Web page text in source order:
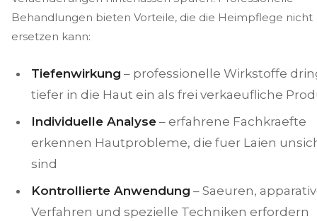
Behandlungen bieten Vorteile, die die Heimpflege nicht
ersetzen kann:
Tiefenwirkung – professionelle Wirkstoffe
tiefer in die Haut ein als frei verkaeufliche
Individuelle Analyse – erfahrene Fachkraefte
erkennen Hautprobleme, die fuer Laien
sind
Kontrollierte Anwendung – Saeuren,
Verfahren und spezielle Techniken erfordern